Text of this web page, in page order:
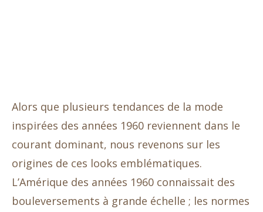
Alors que plusieurs tendances de la mode
inspirées des années 1960 reviennent dans le
courant dominant, nous revenons sur les
origines de ces looks emblématiques.
L’Amérique des années 1960 connaissait des
bouleversements à grande échelle ; les normes